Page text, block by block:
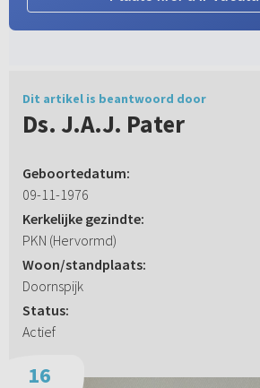
Dit artikel is beantwoord door
Ds. J.A.J. Pater
Geboortedatum:
09-11-1976
Kerkelijke gezindte:
PKN (Hervormd)
Woon/standplaats:
Doornspijk
Status:
Actief
16